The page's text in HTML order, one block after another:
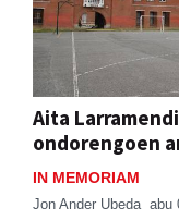
Aita
ondorengoen
IN MEMORIAM
Jon Ander Ubeda abu